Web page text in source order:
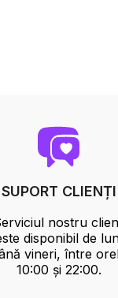
SUPORT CLIENȚI
nostru
disponibil de
vineri, între
10:00 și 22:00.